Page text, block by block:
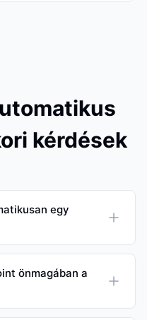
kérdések
egy
önmagában a